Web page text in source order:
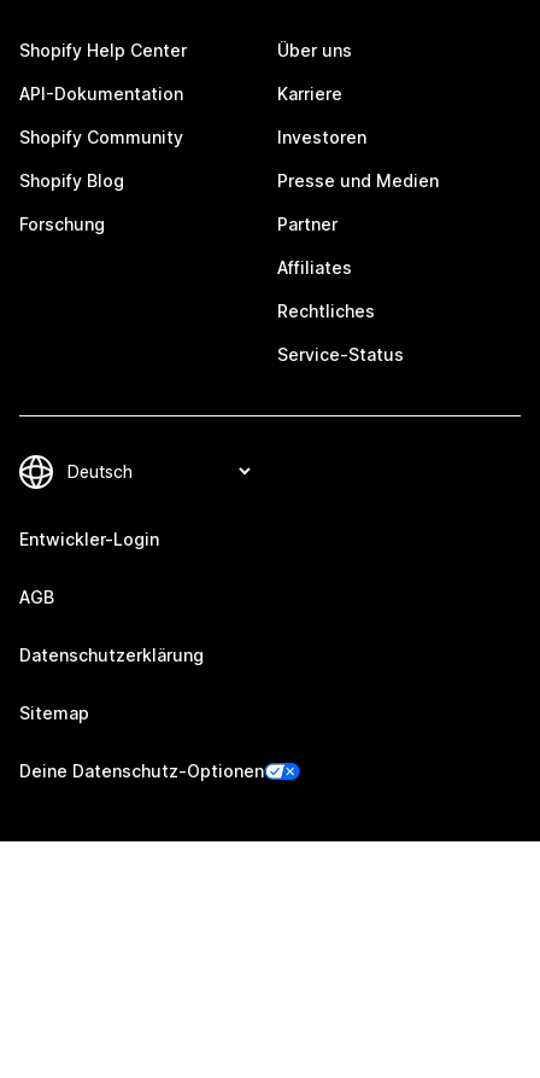
Shopify Help Center
API-Dokumentation
Shopify Community
Shopify Blog
Forschung
Über uns
Karriere
Investoren
Presse und Medien
Partner
Affiliates
Rechtliches
Service-Status
Entwickler-Login
AGB
Datenschutzerklärung
Sitemap
Deine Datenschutz-Optionen